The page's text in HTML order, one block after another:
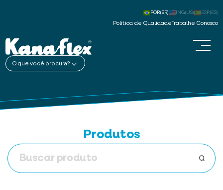
Política de Qualidade Trabalhe Conosco
POR(BR) ING(US) ESP(ES)
O que você procura?
Produtos